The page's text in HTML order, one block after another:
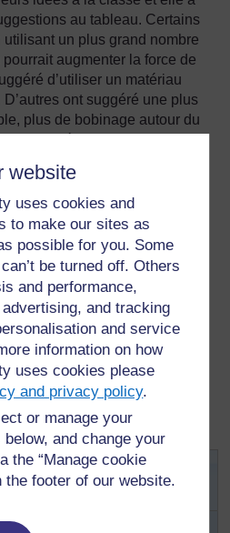
website
uses cookies and
to make our sites as
possible for you. Some
be turned off. Others
and performance,
and tracking
and service
information on how
uses cookies please
and privacy policy.
or manage your
and change your
the “Manage cookie
the footer of our website.
au tableau. Certains
utilisant un plus grand nombre
augmenter la force de
d’utiliser un matériau
ont suggéré une plus
plus de bobinage autour du
aux élèves en binômes
au tableau noir. A tour de rôle,
une idée différente jusqu’à
été testées. Ses élèves
du tableau puis, toujours avec
de résumer en une
découvert.
de la façon dont les
idées des uns et des autres
que pour la fois suivante,
le même nombre de garçons et
expériences.
des
de vous et organisez un